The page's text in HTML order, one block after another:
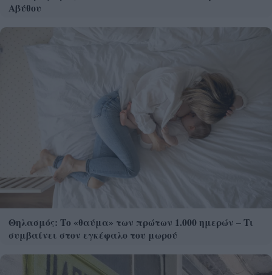
Αβύθου
Θηλασμός: Το «θαύμα» των πρώτων 1.000 ημερών – Τι
συμβαίνει στον εγκέφαλο του μωρού